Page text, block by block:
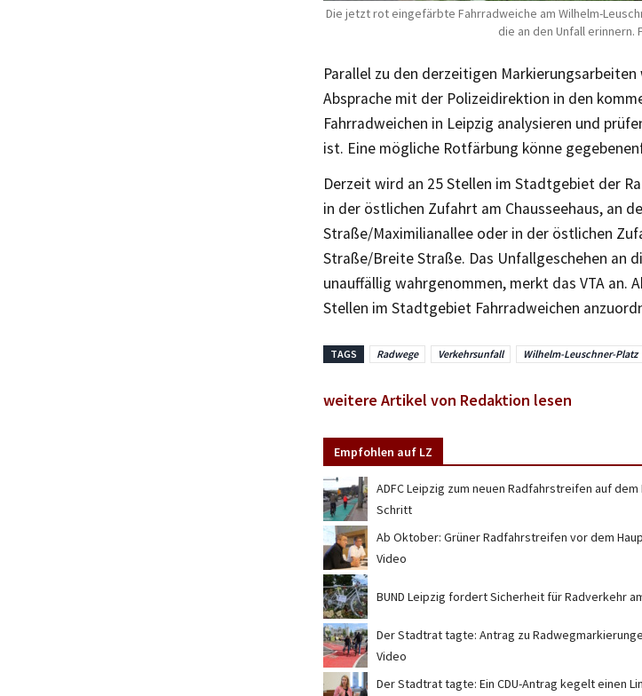
Die jetzt rot eingefärbte Fahrradweiche am Wilhelm-
die an den Unfall erinnern.
Parallel zu den derzeitigen
Absprache mit der Polizeidirektion in den
Fahrradweichen in Leipzig analysieren und
ist. Eine mögliche Rotfärbung könne
Derzeit wird an 25 Stellen im Stadtgebiet der
in der östlichen Zufahrt am Chausseehaus, an
Straße/Maximilianallee oder in der östlichen
Straße/Breite Straße. Das Unfallgeschehen an
unauffällig wahrgenommen, merkt das VTA an.
Stellen im Stadtgebiet Fahrradweichen
TAGS Radwege Verkehrsunfall Wilhelm-Leuschner-Platz
weitere Artikel von Redaktion lesen
Empfohlen auf LZ
ADFC Leipzig zum neuen Radfahrstreifen auf
Schritt
Ab Oktober: Grüner Radfahrstreifen vor dem
Video
BUND Leipzig fordert Sicherheit für Radverkehr
Der Stadtrat tagte: Antrag zu
Video
Der Stadtrat tagte: Ein CDU-Antrag kegelt einen